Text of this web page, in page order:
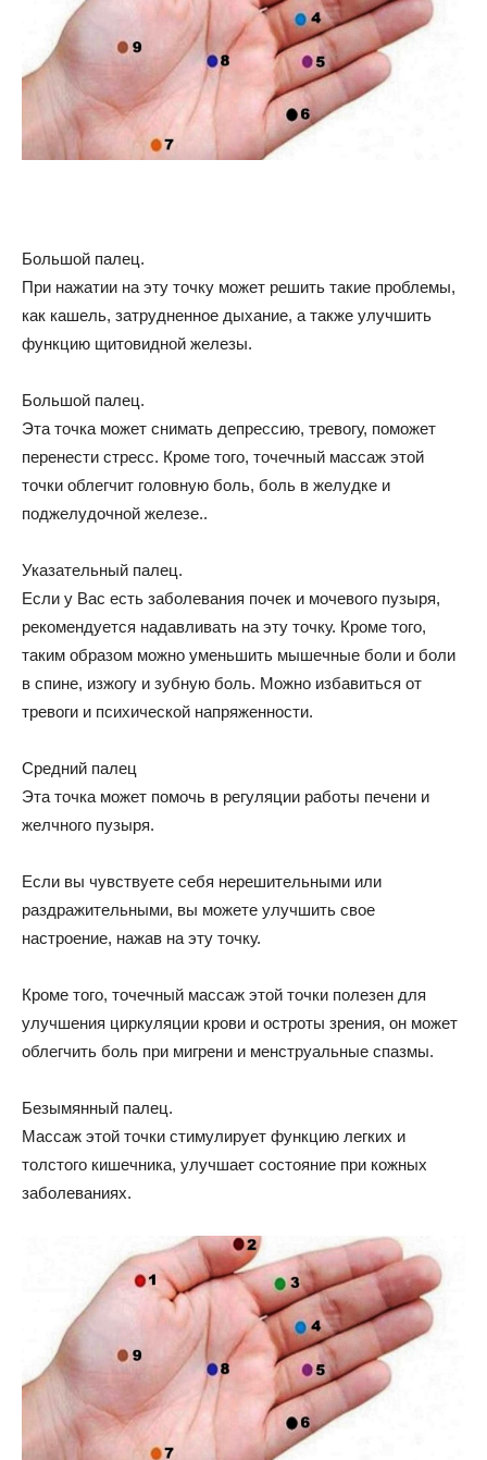
Большой палец.
При нажатии на эту точку может решить такие проблемы,
как кашель, затрудненное дыхание, а также улучшить
функцию щитовидной железы.
Большой палец.
Эта точка может снимать депрессию, тревогу, поможет
перенести стресс. Кроме того, точечный массаж этой
точки облегчит головную боль, боль в желудке и
поджелудочной железе..
Указательный палец.
Если у Вас есть заболевания почек и мочевого пузыря,
рекомендуется надавливать на эту точку. Кроме того,
таким образом можно уменьшить мышечные боли и боли
в спине, изжогу и зубную боль. Можно избавиться от
тревоги и психической напряженности.
Средний палец
Эта точка может помочь в регуляции работы печени и
желчного пузыря.
Если вы чувствуете себя нерешительными или
раздражительными, вы можете улучшить свое
настроение, нажав на эту точку.
Кроме того, точечный массаж этой точки полезен для
улучшения циркуляции крови и остроты зрения, он может
облегчить боль при мигрени и менструальные спазмы.
Безымянный палец.
Массаж этой точки стимулирует функцию легких и
толстого кишечника, улучшает состояние при кожных
заболеваниях.